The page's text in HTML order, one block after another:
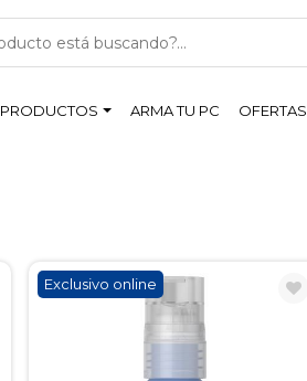
PRODUCTOS ARMA TU PC OFERTAS
Exclusivo online